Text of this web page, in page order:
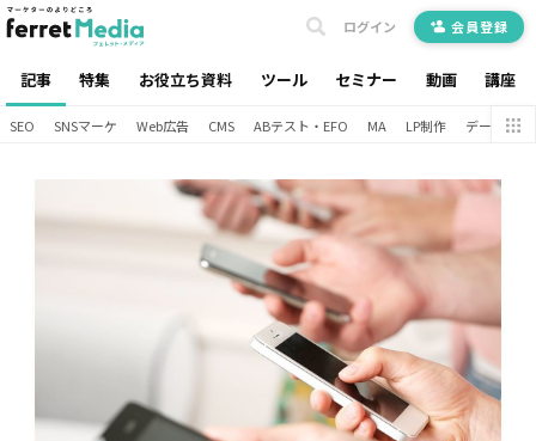
記事 特集 お役立ち資料 ツール セミナー 動画 講座
ログイン 会員登録
SEO SNSマーケ Web広告 CMS ABテスト・EFO MA LP制作 データ分析